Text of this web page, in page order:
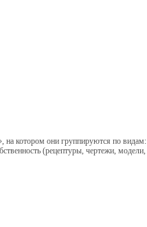
на котором они группируются по видам:
(рецептуры, чертежи, модели,